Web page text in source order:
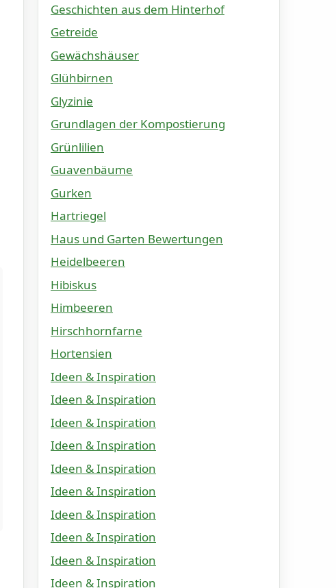
Geschichten aus dem Hinterhof
Getreide
Gewächshäuser
Glühbirnen
Glyzinie
Grundlagen der Kompostierung
Grünlilien
Guavenbäume
Gurken
Hartriegel
Haus und Garten Bewertungen
Heidelbeeren
Hibiskus
Himbeeren
Hirschhornfarne
Hortensien
Ideen & Inspiration
Ideen & Inspiration
Ideen & Inspiration
Ideen & Inspiration
Ideen & Inspiration
Ideen & Inspiration
Ideen & Inspiration
Ideen & Inspiration
Ideen & Inspiration
Ideen & Inspiration